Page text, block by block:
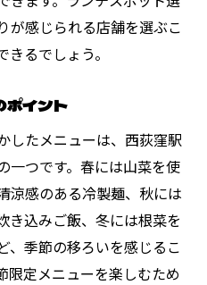
が感じられる店舗を選ぶこ
るでしょう。
ポイント
したメニューは、西荻窪駅
一つです。春には山菜を使
涼感のある冷製麺、秋には
き込みご飯、冬には根菜を
、季節の移ろいを感じるこ
限定メニューを楽しむため